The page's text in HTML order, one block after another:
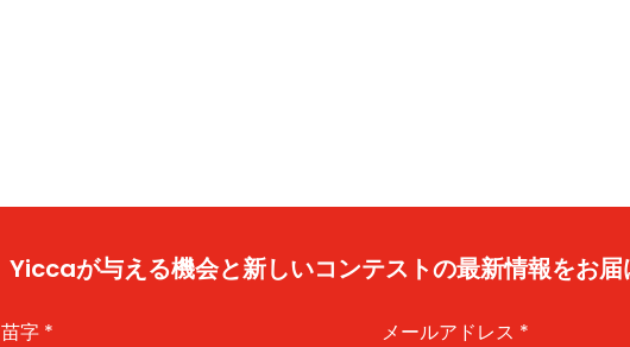
Yiccaが与える機会と新しいコンテストの最新情報をお届
苗字 * メールアドレス *